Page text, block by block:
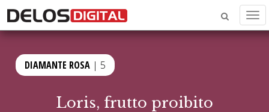
DIAMANTE ROSA | 5
Loris, frutto proibito